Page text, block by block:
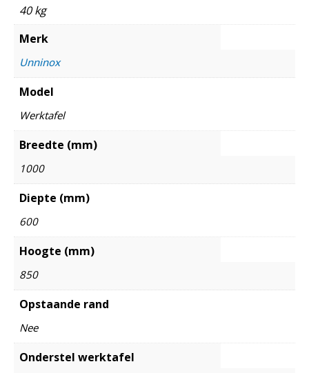
40 kg
Merk
Unninox
Model
Werktafel
Breedte (mm)
1000
Diepte (mm)
600
Hoogte (mm)
850
Opstaande rand
Nee
Onderstel werktafel